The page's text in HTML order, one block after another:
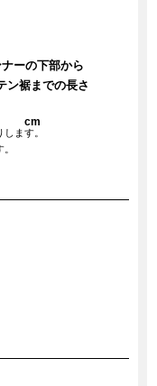
します。
ーの下部から
ン裾までの長さ
cm